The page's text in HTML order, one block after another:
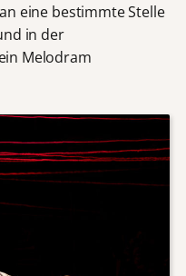
eine bestimmte Stelle
in der
Melodram